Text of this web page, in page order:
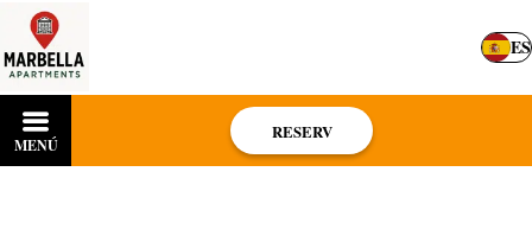
ES
MENÚ
RESERV